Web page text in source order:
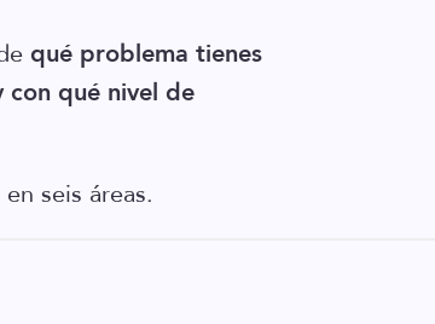
qué problema tienes
con qué nivel de
seis áreas.